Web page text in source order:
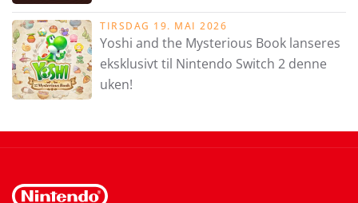
TIRSDAG 19. MAI 2026
Yoshi and the Mysterious Book lanseres
eksklusivt til Nintendo Switch 2 denne
uken!